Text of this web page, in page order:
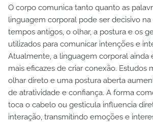
O corpo comunica tanto quanto as
linguagem corporal pode ser decisivo
tempos antigos, o olhar, a postura e os
utilizados para comunicar intenções e
Atualmente, a linguagem corporal ainda
mais eficazes de criar conexão. Estudos
olhar direto e uma postura aberta
de atratividade e confiança. A forma
toca o cabelo ou gesticula influencia
interação, transmitindo emoções e